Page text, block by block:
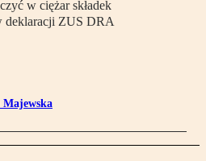
w ciężar składek
deklaracji ZUS DRA
Majewska